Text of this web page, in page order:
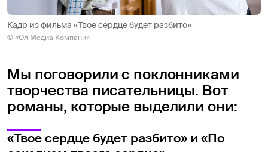
Кадр из фильма «Твое сердце будет разбито»
© «Ол Медиа Компани»
Мы поговорили с поклонниками
творчества писательницы. Вот
романы, которые выделили они:
«Твое сердце будет разбито» и «По